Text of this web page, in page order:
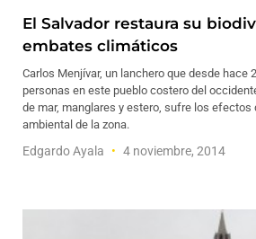
El Salvador restaura su
embates climáticos
Carlos Menjívar, un lanchero que desde hace
personas en este pueblo costero del
de mar, manglares y estero, sufre los efectos
ambiental de la zona.
Edgardo Ayala 4 noviembre, 2014